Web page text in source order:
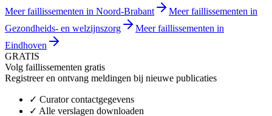
Meer faillissementen in Noord-Brabant
Meer faillissementen in
Gezondheids- en welzijnszorg
Meer faillissementen in
Eindhoven
GRATIS
Volg faillissementen gratis
Registreer en ontvang meldingen bij nieuwe publicaties
✓ Curator contactgegevens
✓ Alle verslagen downloaden